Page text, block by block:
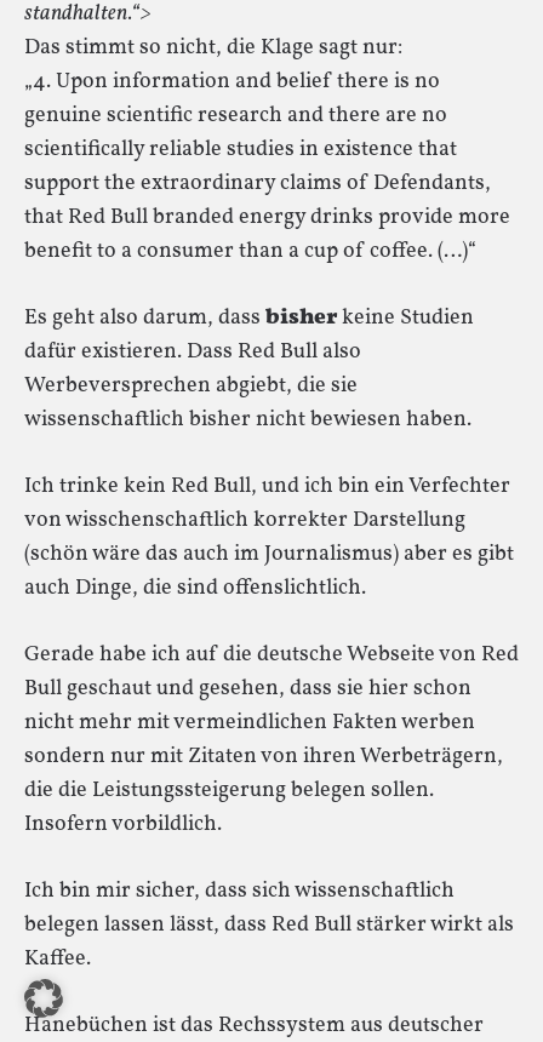
standhalten.“>
Das stimmt so nicht, die Klage sagt nur:
„4. Upon information and belief there is no
genuine scientific research and there are no
scientifically reliable studies in existence that
support the extraordinary claims of Defendants,
that Red Bull branded energy drinks provide more
benefit to a consumer than a cup of coffee. (…)“
Es geht also darum, dass bisherkeine Studien
dafür existieren. Dass Red Bull also
Werbeversprechen abgiebt, die sie
wissenschaftlich bisher nicht bewiesen haben.
Ich trinke kein Red Bull, und ich bin ein Verfechter
von wisschenschaftlich korrekter Darstellung
(schön wäre das auch im Journalismus) aber es gibt
auch Dinge, die sind offenslichtlich.
Gerade habe ich auf die deutsche Webseite von Red
Bull geschaut und gesehen, dass sie hier schon
nicht mehr mit vermeindlichen Fakten werben
sondern nur mit Zitaten von ihren Werbeträgern,
die die Leistungssteigerung belegen sollen.
Insofern vorbildlich.
Ich bin mir sicher, dass sich wissenschaftlich
belegen lassen lässt, dass Red Bull stärker wirkt als
Kaffee.
Hanebüchen ist das Rechssystem aus deutscher